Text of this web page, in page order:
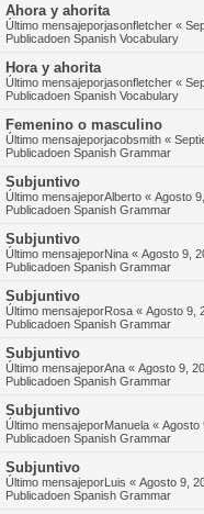
Ahora y ahorita
Último mensajeporjasonfletcher «
Publicadoen Spanish Vocabulary
Hora y ahorita
Último mensajeporjasonfletcher «
Publicadoen Spanish Vocabulary
Femenino o masculino
Último mensajeporjacobsmith «
Publicadoen Spanish Grammar
Subjuntivo
Último mensajeporAlberto « Agosto
Publicadoen Spanish Grammar
Subjuntivo
Último mensajeporNina « Agosto 9,
Publicadoen Spanish Grammar
Subjuntivo
Último mensajeporRosa « Agosto 9,
Publicadoen Spanish Grammar
Subjuntivo
Último mensajeporAna « Agosto 9,
Publicadoen Spanish Grammar
Subjuntivo
Último mensajeporManuela « Agosto
Publicadoen Spanish Grammar
Subjuntivo
Último mensajeporLuis « Agosto 9,
Publicadoen Spanish Grammar